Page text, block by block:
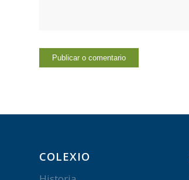
COLEXIO